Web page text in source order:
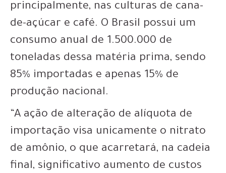
principalmente, nas culturas de cana-
de-açúcar e café. O Brasil possui um
consumo anual de 1.500.000 de
toneladas dessa matéria prima, sendo
85% importadas e apenas 15% de
produção nacional.
“A ação de alteração de alíquota de
importação visa unicamente o nitrato
de amônio, o que acarretará, na cadeia
final, significativo aumento de custos